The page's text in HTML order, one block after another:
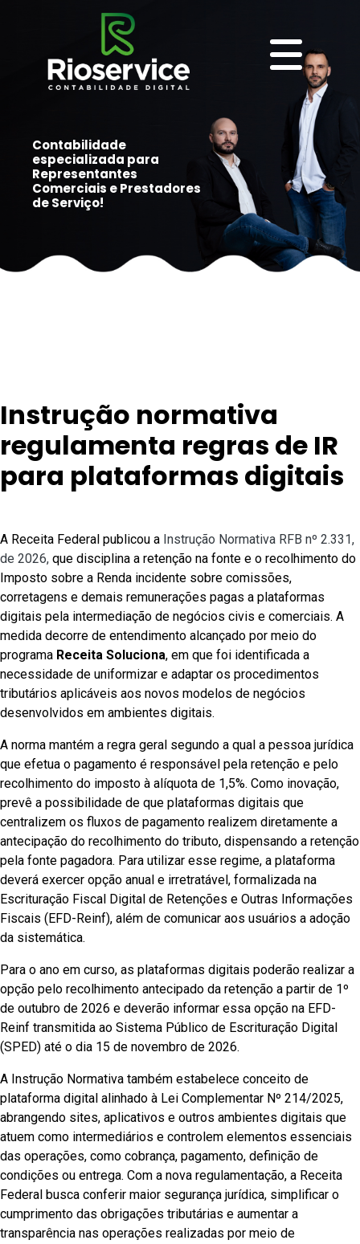
Contabilidade
especializada para
Representantes
Comerciais e Prestadores
de Serviço!
Instrução normativa
regulamenta regras de IR
para plataformas digitais
A Receita Federal publicou a Instrução Normativa RFB nº 2.331,
de 2026, que disciplina a retenção na fonte e o recolhimento do
Imposto sobre a Renda incidente sobre comissões,
corretagens e demais remunerações pagas a plataformas
digitais pela intermediação de negócios civis e comerciais. A
medida decorre de entendimento alcançado por meio do
programa Receita Soluciona, em que foi identificada a
necessidade de uniformizar e adaptar os procedimentos
tributários aplicáveis aos novos modelos de negócios
desenvolvidos em ambientes digitais.
A norma mantém a regra geral segundo a qual a pessoa jurídica
que efetua o pagamento é responsável pela retenção e pelo
recolhimento do imposto à alíquota de 1,5%. Como inovação,
prevê a possibilidade de que plataformas digitais que
centralizem os fluxos de pagamento realizem diretamente a
antecipação do recolhimento do tributo, dispensando a retenção
pela fonte pagadora. Para utilizar esse regime, a plataforma
deverá exercer opção anual e irretratável, formalizada na
Escrituração Fiscal Digital de Retenções e Outras Informações
Fiscais (EFD-Reinf), além de comunicar aos usuários a adoção
da sistemática.
Para o ano em curso, as plataformas digitais poderão realizar a
opção pelo recolhimento antecipado da retenção a partir de 1º
de outubro de 2026 e deverão informar essa opção na EFD-
Reinf transmitida ao Sistema Público de Escrituração Digital
(SPED) até o dia 15 de novembro de 2026.
A Instrução Normativa também estabelece conceito de
plataforma digital alinhado à Lei Complementar Nº 214/2025,
abrangendo sites, aplicativos e outros ambientes digitais que
atuem como intermediários e controlem elementos essenciais
das operações, como cobrança, pagamento, definição de
condições ou entrega. Com a nova regulamentação, a Receita
Federal busca conferir maior segurança jurídica, simplificar o
cumprimento das obrigações tributárias e aumentar a
transparência nas operações realizadas por meio de